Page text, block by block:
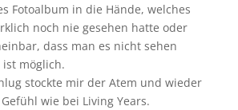
Fotoalbum in die Hände, welches
noch nie gesehen hatte oder
dass man es nicht sehen
möglich.
stockte mir der Atem und wieder
wie bei Living Years.